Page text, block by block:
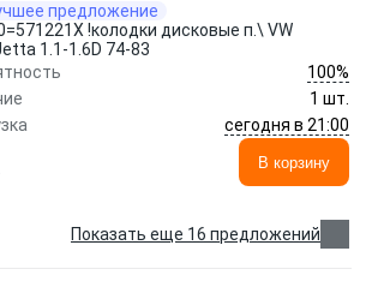
предложение
!колодки дисковые п.\ VW
1.1-1.6D 74-83
100%
1 шт.
сегодня в 21:00
В корзину
Показать еще 16 предложений